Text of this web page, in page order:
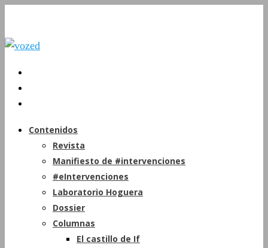
Contenidos
Revista
Manifiesto de #intervenciones
#eIntervenciones
Laboratorio Hoguera
Dossier
Columnas
El castillo de If